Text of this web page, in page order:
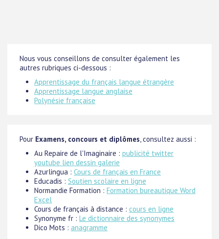
Nous vous conseillons de consulter également les
autres rubriques ci-dessous :
Apprentissage du français langue étrangère
Apprentissage langue anglaise
Polynésie française
Pour Examens, concours et diplômes, consultez aussi :
Au Repaire de l'Imaginaire : publicité twitter
youtube lien dessin galerie
Azurlingua : Cours de français en France
Educadis : Soutien scolaire en ligne
Normandie Formation : Formation bureautique Word
Excel
Cours de français à distance : cours en ligne
Synonyme fr : Le dictionnaire des synonymes
Dico Mots : anagramme